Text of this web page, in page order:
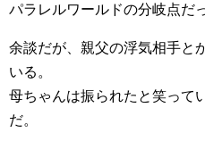
パラレルワールドの分岐点だ
余談だが、親父の浮気相手と
いる。
母ちゃんは振られたと笑って
だ。